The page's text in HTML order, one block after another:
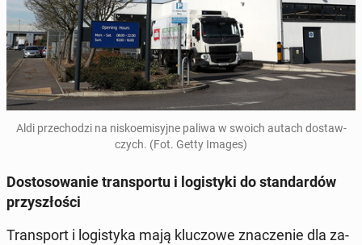
Aldi prze­cho­dzi na ni­sko­emi­syj­ne paliwa w swoich autach do­staw­
czych. (Fot. Getty Images)
Do­sto­so­wa­nie trans­por­tu i lo­gi­sty­ki do stan­dar­dów
przy­szło­ści
Trans­port i lo­gi­sty­ka mają klu­czo­we zna­cze­nie dla za­